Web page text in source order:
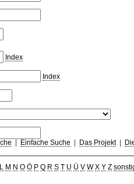
Index
Index
Einfache Suche Das Projekt|
M N O Ö P Q R S U Ü V W X Y Z